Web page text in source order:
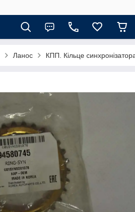
Ланос КПП. Кільце